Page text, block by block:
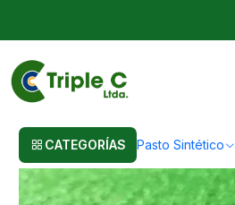
CATEGORÍAS Pasto Sintético